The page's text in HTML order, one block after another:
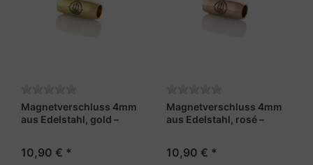
Magnetverschluss 4mm
aus Edelstahl, gold –
10,90 € *
Magnetverschluss 4mm
aus Edelstahl, rosé –
10,90 € *